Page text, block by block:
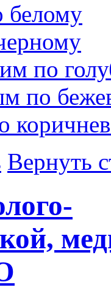
по
по
Вернуть